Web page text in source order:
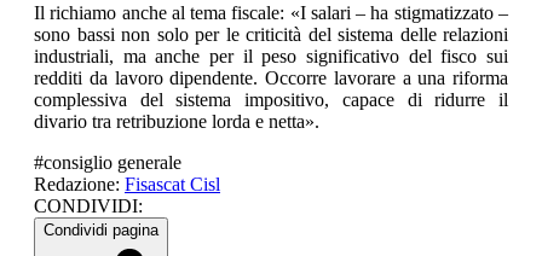
Il richiamo anche al tema fiscale: «I salari – ha stigmatizzato –
sono bassi non solo per le criticità del sistema delle relazioni
industriali, ma anche per il peso significativo del fisco sui
redditi da lavoro dipendente. Occorre lavorare a una riforma
complessiva del sistema impositivo, capace di ridurre il
divario tra retribuzione lorda e netta».
#consiglio generale
Redazione: Fisascat Cisl
CONDIVIDI:
Condividi pagina